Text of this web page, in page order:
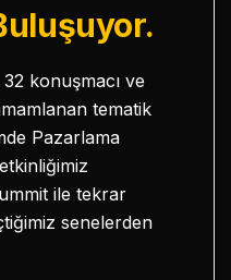
konuşmacı ve
tematik
Pazarlama
ile tekrar
senelerden